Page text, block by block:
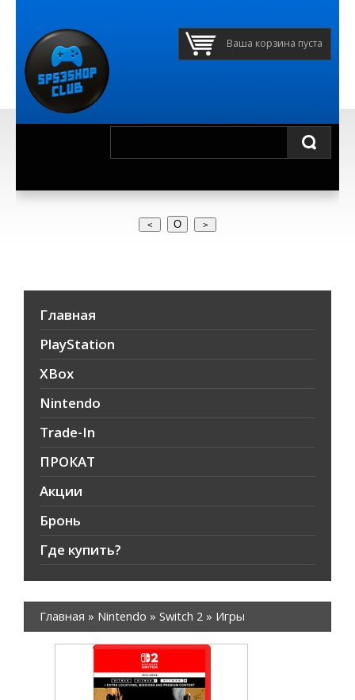
Ваша корзина пуста
О
Главная
PlayStation
XBox
Nintendo
Trade-In
ПРОКАТ
Акции
Бронь
Где купить?
Главная » Nintendo » Switch 2 » Игры